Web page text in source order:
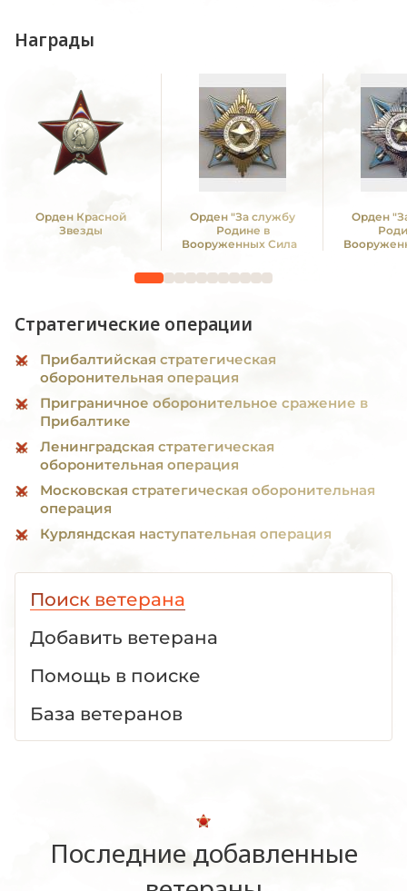
Награды
Орден Красной
Звезды
Орден "За службу
Родине в
Вооруженных Силах
Орден
Стратегические операции
Прибалтийская стратегическая
оборонительная операция
Приграничное оборонительное сражение в
Прибалтике
Ленинградская стратегическая
оборонительная операция
Московская стратегическая оборонительная
операция
Курляндская наступательная операция
Поиск ветерана
Добавить ветерана
Помощь в поиске
База ветеранов
Последние добавленные